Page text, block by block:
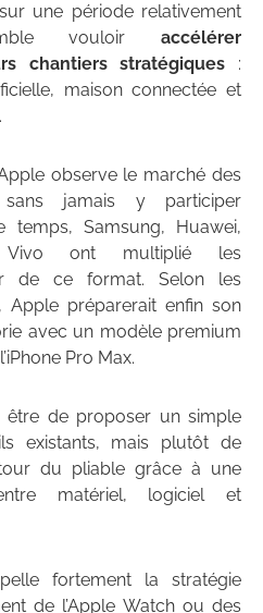
une période relativement
vouloir accélérer
chantiers stratégiques :
maison connectée et
observe le marché des
sans jamais y participer
temps, Samsung, Huawei⁠,
ont multiplié les
de ce format. Selon les
Apple préparerait enfin son
avec un modèle premium
Pro Max.
être de proposer un simple
existants, mais plutôt de
du pliable grâce à une
matériel, logiciel et
fortement la stratégie
de l’Apple Watch ou des